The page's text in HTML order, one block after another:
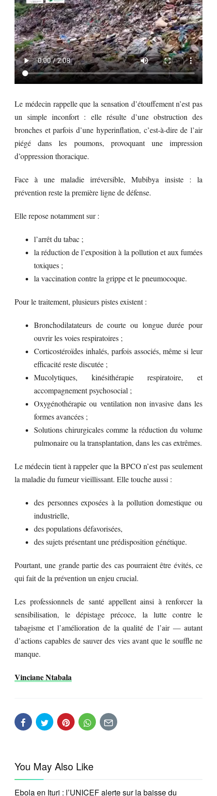
Le médecin rappelle que la sensation d’étouffement n’est pas
un simple inconfort : elle résulte d’une obstruction des
bronches et parfois d’une hyperinflation, c’est-à-dire de l’air
piégé dans les poumons, provoquant une impression
d’oppression thoracique.
Face à une maladie irréversible, Mubibya insiste : la
prévention reste la première ligne de défense.
Elle repose notamment sur :
l’arrêt du tabac ;
la réduction de l’exposition à la pollution et aux fumées
toxiques ;
la vaccination contre la grippe et le pneumocoque.
Pour le traitement, plusieurs pistes existent :
Bronchodilatateurs de courte ou longue durée pour
ouvrir les voies respiratoires ;
Corticostéroïdes inhalés, parfois associés, même si leur
efficacité reste discutée ;
Mucolytiques, kinésithérapie respiratoire, et
accompagnement psychosocial ;
Oxygénothérapie ou ventilation non invasive dans les
formes avancées ;
Solutions chirurgicales comme la réduction du volume
pulmonaire ou la transplantation, dans les cas extrêmes.
Le médecin tient à rappeler que la BPCO n’est pas seulement
la maladie du fumeur vieillissant. Elle touche aussi :
des personnes exposées à la pollution domestique ou
industrielle,
des populations défavorisées,
des sujets présentant une prédisposition génétique.
Pourtant, une grande partie des cas pourraient être évités, ce
qui fait de la prévention un enjeu crucial.
Les professionnels de santé appellent ainsi à renforcer la
sensibilisation, le dépistage précoce, la lutte contre le
tabagisme et l’amélioration de la qualité de l’air — autant
d’actions capables de sauver des vies avant que le souffle ne
manque.
Vinciane Ntabala
You May Also Like
Ebola en Ituri : l’UNICEF alerte sur la baisse du